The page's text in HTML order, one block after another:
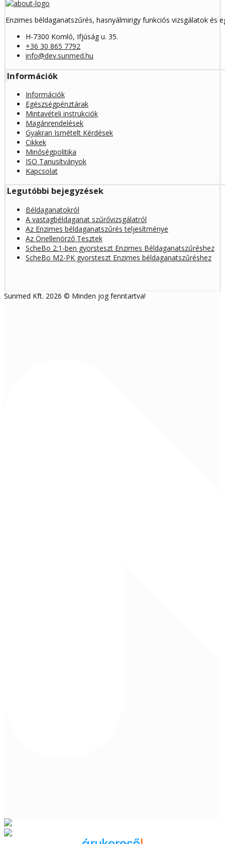
Enzimes béldaganatszűrés, hasnyálmirigy funkciós vizsgálatok és
H-7300 Komló, Ifjúság u. 35.
+36 30 865 7792
info@dev.sunmed.hu
Információk
Információk
Egészségpénztárak
Mintavételi instrukciók
Magánrendelések
Gyakran Ismételt Kérdések
Cikkek
Minőségpolitika
ISO Tanusítványok
Kapcsolat
Legutóbbi bejegyzések
Béldaganatokról
A vastagbéldaganat szűrővizsgálatról
Az Enzimes béldaganatszűrés teljesítménye
Az Önellenörző Tesztek
ScheBo 2:1-ben gyorsteszt Enzimes Béldaganatszűréshez
ScheBo M2-PK gyorsteszt Enzimes béldaganatszűréshez
Sunmed Kft. 2026 © Minden jog fenntartva!